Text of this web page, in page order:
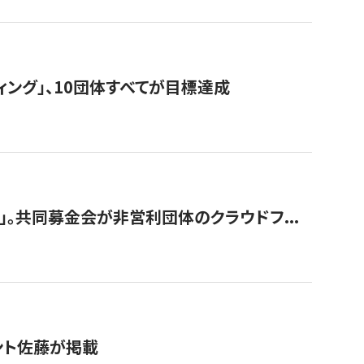
グ」、10団体すべてが目標達成
。共同募金会が非営利団体のクラウドフ...
佐藤が掲載